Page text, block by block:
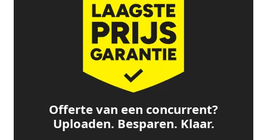
Offerte van een concurrent?
Uploaden. Besparen. Klaar.